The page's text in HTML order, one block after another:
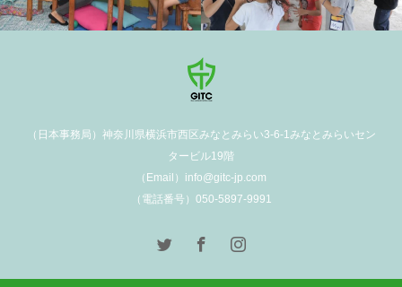
（日本事務局）神奈川県横浜市西区みなとみらい3-6-1みなとみらいセン
タービル19階
（Email）info@gitc-jp.com
（電話番号）050-5897-9991